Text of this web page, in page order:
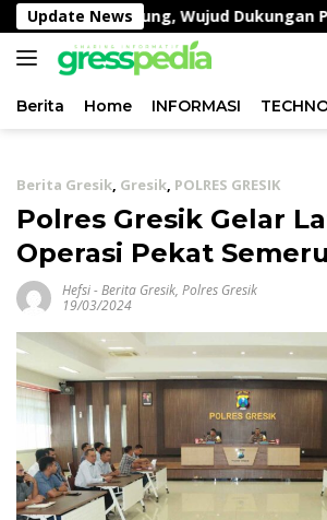
Langsung
ke
konten
Update News
Kangkung, Wujud Dukungan Polri
Berita Home INFORMASI
Berita Gresik, Gresik, POLRES GRESIK
Polres Gresik Gelar
Operasi Pekat
Hefsi-Berita Gresik, Polres Gresik
19/03/2024